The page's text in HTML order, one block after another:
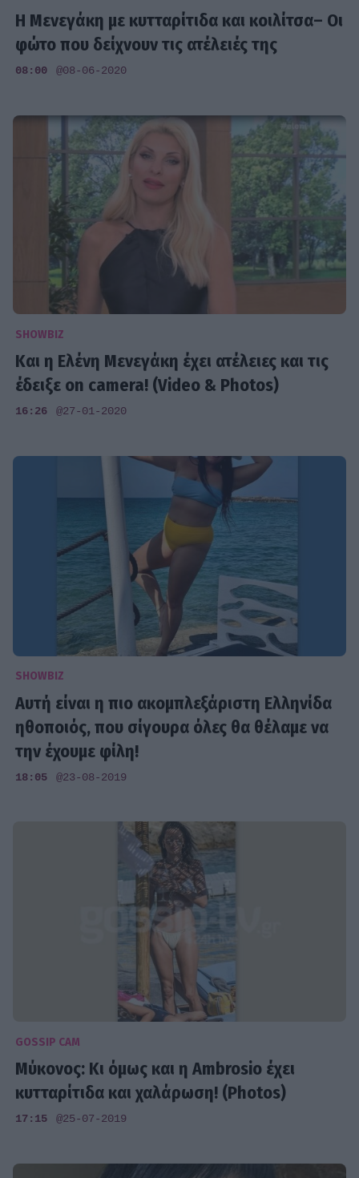
Η Μενεγάκη με κυτταρίτιδα και κοιλίτσα– Οι
φώτο που δείχνουν τις ατέλειές της
08:00 @08-06-2020
SHOWBIZ
Και η Ελένη Μενεγάκη έχει ατέλειες και τις
έδειξε on camera! (Video & Photos)
16:26 @27-01-2020
SHOWBIZ
Αυτή είναι η πιο ακομπλεξάριστη Ελληνίδα
ηθοποιός, που σίγουρα όλες θα θέλαμε να
την έχουμε φίλη!
18:05 @23-08-2019
GOSSIP CAM
Μύκονος: Κι όμως και η Ambrosio έχει
κυτταρίτιδα και χαλάρωση! (Photos)
17:15 @25-07-2019